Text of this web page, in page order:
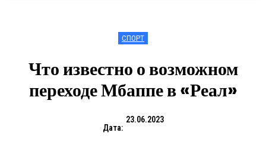
СПОРТ
Что известно о возможном
переходе Мбаппе в «Реал»
Дата:
23.06.2023